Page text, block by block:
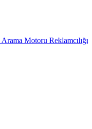
Arama Motoru Reklamcılığı